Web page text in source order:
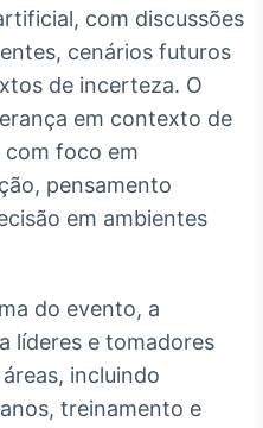
Broadcast
Curadoria
Curadoria de
conteúdos
noticiosos
Broadcast
Radar
notícias e
Broadcast
Fundos
com discussões
cenários futuros
de incerteza. O
em contexto de
foco em
pensamento
em ambientes
do evento, a
líderes e tomadores
incluindo
treinamento e